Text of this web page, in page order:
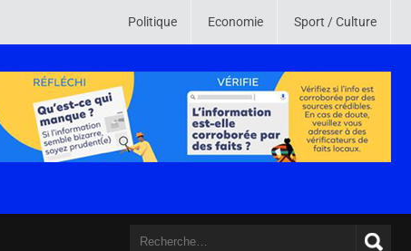
monde. Son credo est de mettre en ligne des informations crédibles ,
Politique Economie Sport / Culture